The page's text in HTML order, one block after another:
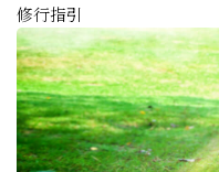
修行指引